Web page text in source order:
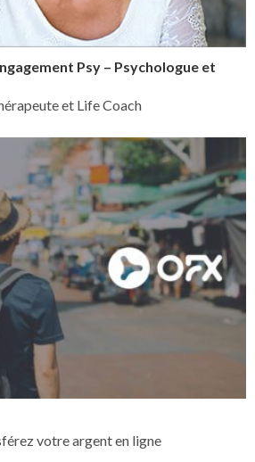
Psy – Psychologue et
et Life Coach
votre argent en ligne